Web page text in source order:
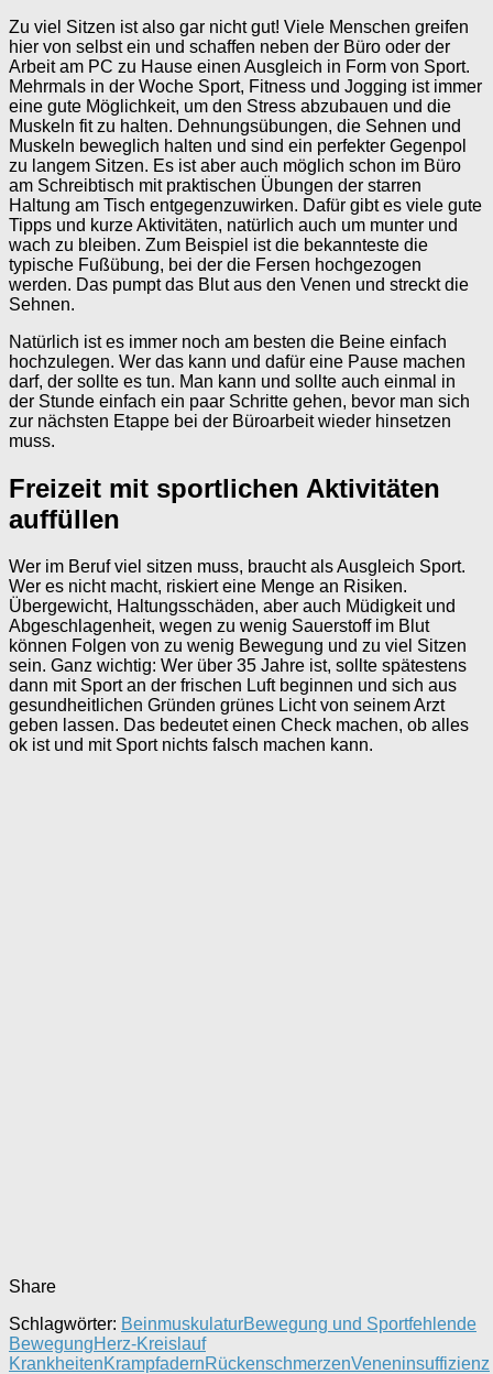
Zu viel Sitzen ist also gar nicht gut! Viele Menschen greifen
hier von selbst ein und schaffen neben der Büro oder der
Arbeit am PC zu Hause einen Ausgleich in Form von Sport.
Mehrmals in der Woche Sport, Fitness und Jogging ist immer
eine gute Möglichkeit, um den Stress abzubauen und die
Muskeln fit zu halten. Dehnungsübungen, die Sehnen und
Muskeln beweglich halten und sind ein perfekter Gegenpol
zu langem Sitzen. Es ist aber auch möglich schon im Büro
am Schreibtisch mit praktischen Übungen der starren
Haltung am Tisch entgegenzuwirken. Dafür gibt es viele gute
Tipps und kurze Aktivitäten, natürlich auch um munter und
wach zu bleiben. Zum Beispiel ist die bekannteste die
typische Fußübung, bei der die Fersen hochgezogen
werden. Das pumpt das Blut aus den Venen und streckt die
Sehnen.
Natürlich ist es immer noch am besten die Beine einfach
hochzulegen. Wer das kann und dafür eine Pause machen
darf, der sollte es tun. Man kann und sollte auch einmal in
der Stunde einfach ein paar Schritte gehen, bevor man sich
zur nächsten Etappe bei der Büroarbeit wieder hinsetzen
muss.
Freizeit mit sportlichen Aktivitäten
auffüllen
Wer im Beruf viel sitzen muss, braucht als Ausgleich Sport.
Wer es nicht macht, riskiert eine Menge an Risiken.
Übergewicht, Haltungsschäden, aber auch Müdigkeit und
Abgeschlagenheit, wegen zu wenig Sauerstoff im Blut
können Folgen von zu wenig Bewegung und zu viel Sitzen
sein. Ganz wichtig: Wer über 35 Jahre ist, sollte spätestens
dann mit Sport an der frischen Luft beginnen und sich aus
gesundheitlichen Gründen grünes Licht von seinem Arzt
geben lassen. Das bedeutet einen Check machen, ob alles
ok ist und mit Sport nichts falsch machen kann.
Share
Schlagwörter: BeinmuskulaturBewegung und Sportfehlende
BewegungHerz-Kreislauf
KrankheitenKrampfadernRückenschmerzenVeneninsuffizienz